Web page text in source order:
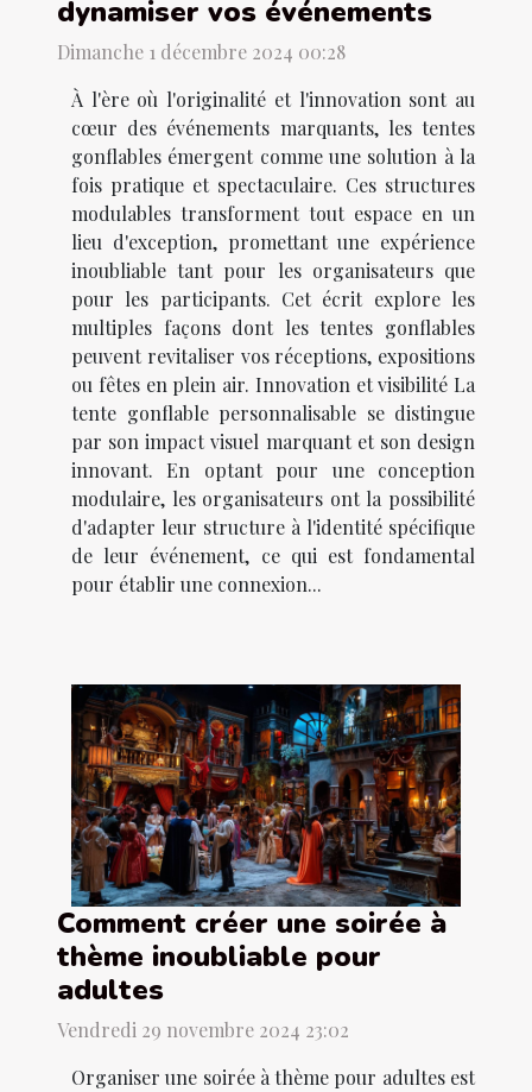
dynamiser vos événements
Dimanche 1 décembre 2024 00:28
À l'ère où l'originalité et l'innovation sont au
cœur des événements marquants, les tentes
gonflables émergent comme une solution à la
fois pratique et spectaculaire. Ces structures
modulables transforment tout espace en un
lieu d'exception, promettant une expérience
inoubliable tant pour les organisateurs que
pour les participants. Cet écrit explore les
multiples façons dont les tentes gonflables
peuvent revitaliser vos réceptions, expositions
ou fêtes en plein air. Innovation et visibilité La
tente gonflable personnalisable se distingue
par son impact visuel marquant et son design
innovant. En optant pour une conception
modulaire, les organisateurs ont la possibilité
d'adapter leur structure à l'identité spécifique
de leur événement, ce qui est fondamental
pour établir une connexion...
Comment créer une soirée à
thème inoubliable pour
adultes
Vendredi 29 novembre 2024 23:02
Organiser une soirée à thème pour adultes est